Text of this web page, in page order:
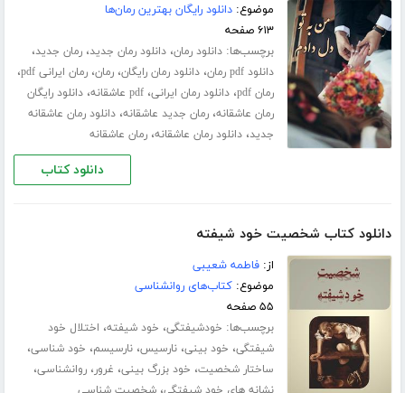
موضوع:دانلود رایگان بهترین رمان‌ها
۶۱۳ صفحه
برچسب‌ها:دانلود رمان،دانلود رمان جدید،رمان جدید،
دانلود pdf رمان ،دانلود رمان رایگان،رمان،رمان ایرانی pdf ،
رمان pdf ،دانلود رمان ایرانی،pdf عاشقانه ،دانلود رایگان
رمان عاشقانه،رمان جدید عاشقانه،دانلود رمان عاشقانه
جدید،دانلود رمان عاشقانه،رمان عاشقانه
دانلود کتاب
دانلود کتاب شخصیت خود شیفته
از:فاطمه شعیبی
موضوع:کتاب‌های روانشناسی
۵۵ صفحه
برچسب‌ها: خودشیفتگی، خود شیفته، اختلال خود
شیفتگی، خود بینی،نارسیس،نارسیسم، خود شناسی،
ساختار شخصیت، خود بزرگ بینی، غرور،روانشناسی،